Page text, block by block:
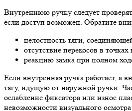
Внутреннюю ручку следует
если доступ возможен. Обратите
целостность тяги,
отсутствие перекосов в точках
реакцию замка при полном
Если внутренняя ручка работает, а
тягу, идущую от наружной ручки.
ослабление фиксатора или износ
невозможности визуального